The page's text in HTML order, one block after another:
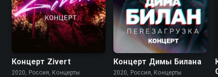
Концерт Zivert
2020, Россия, Концерты
Концерт Димы Билана
2020, Россия, Концерты